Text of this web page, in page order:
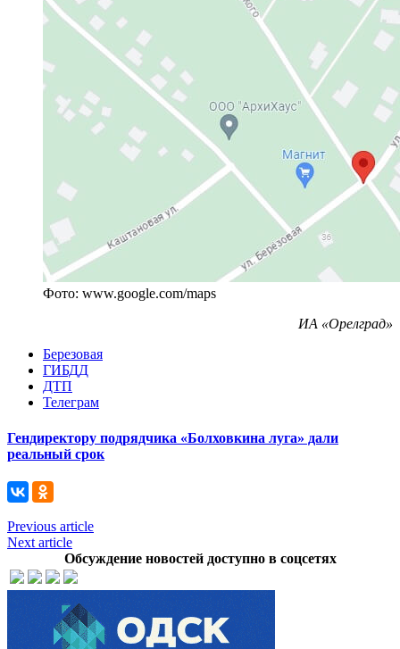
Фото: www.google.com/maps
ИА «Орелград»
Березовая
ГИБДД
ДТП
Телеграм
Гендиректору подрядчика «Болховкина луга» дали
реальный срок
Previous article
Next article
Обсуждение новостей доступно в соцсетях